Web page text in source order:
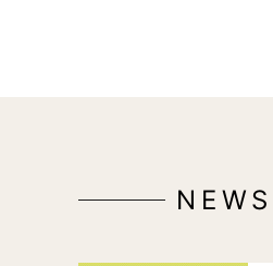
NEWS